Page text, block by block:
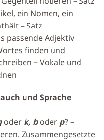
ein Nomen, ein
– Satz
passende Adjektiv
finden und
– Vokale und
und Sprache
oder k, boder p? –
Zusammengesetzte